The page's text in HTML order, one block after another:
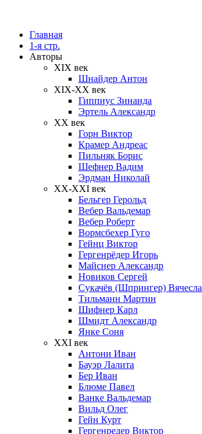
Главная
1-я стр.
Авторы
XIX век
Шнайдер Антон
XIX-XX век
Гиппиус Зинаида
Эртель Александр
XX век
Горн Виктор
Крамер Андреас
Пильняк Борис
Шефнер Вадим
Эрдман Николай
ХХ-XXI век
Бельгер Герольд
Вебер Вальдемар
Вебер Роберт
Вормсбехер Гуго
Гейнц Виктор
Гергенрёдер Игорь
Майснер Александр
Новиков Сергей
Сукачёв (Шпрингер)
Тильманн Мартин
Шифнер Карл
Шмидт Александр
Янке Соня
XXI век
Антони Иван
Бауэр Лалита
Бер Иван
Блюме Павел
Ванке Вальдемар
Вильд Олег
Гейн Курт
Гергенредер Виктор